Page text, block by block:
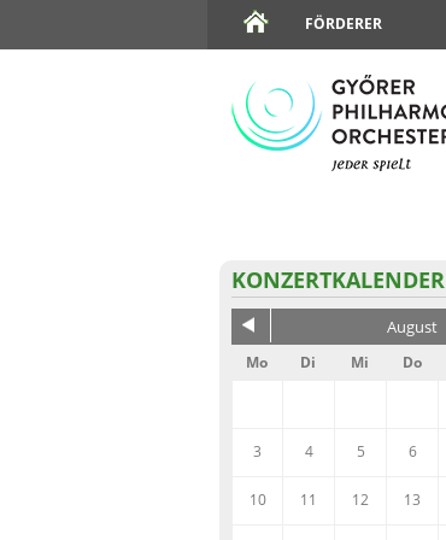
FÖRDERER
KONZERTKALENDER
August
Mo Di Mi Do
3 4 5 6
10 11 12 13